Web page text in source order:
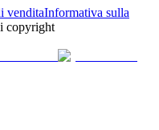
venditaInformativa sulla
copyright